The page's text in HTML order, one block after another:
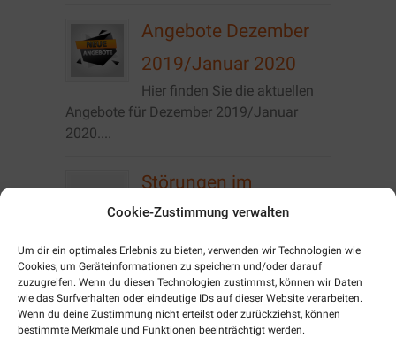
Cookie-Zustimmung verwalten
Um dir ein optimales Erlebnis zu bieten, verwenden wir Technologien wie
Cookies, um Geräteinformationen zu speichern und/oder darauf
zuzugreifen. Wenn du diesen Technologien zustimmst, können wir Daten
wie das Surfverhalten oder eindeutige IDs auf dieser Website verarbeiten.
Wenn du deine Zustimmung nicht erteilst oder zurückziehst, können
bestimmte Merkmale und Funktionen beeinträchtigt werden.
Angebote Dezember
2019/Januar 2020
Hier finden Sie die aktuellen
Angebote für Dezember 2019/Januar
2020....
Störungen im
Vodafone Netz
Momentan kommt es im
Stadtgebiet von Zeulenroda zu Störungen
der Telefonie im Vodafone...
Angebote